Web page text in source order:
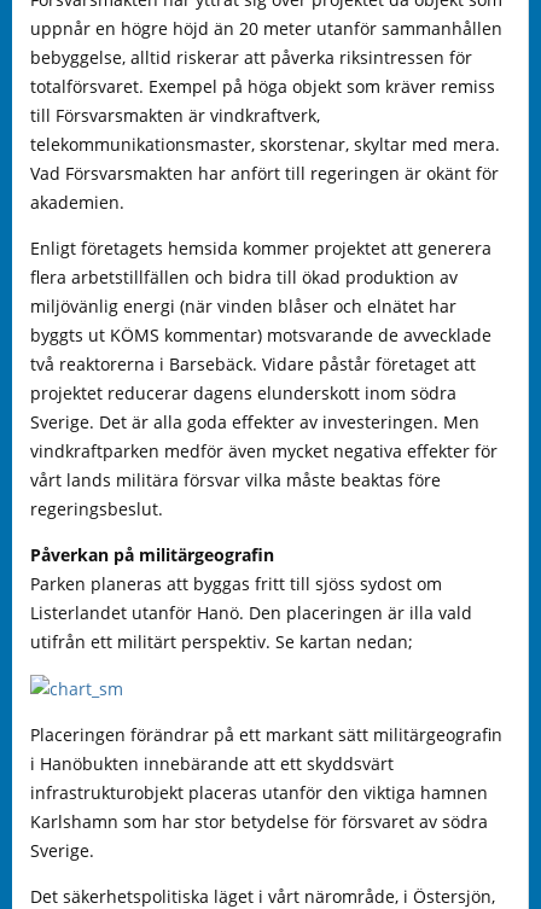
uppnår en högre höjd än 20 meter utanför sammanhållen
bebyggelse, alltid riskerar att påverka riksintressen för
totalförsvaret. Exempel på höga objekt som kräver remiss
till Försvarsmakten är vindkraftverk,
telekommunikationsmaster, skorstenar, skyltar med mera.
Vad Försvarsmakten har anfört till regeringen är okänt för
akademien.
Enligt företagets hemsida kommer projektet att generera
flera arbetstillfällen och bidra till ökad produktion av
miljövänlig energi (när vinden blåser och elnätet har
byggts ut KÖMS kommentar) motsvarande de avvecklade
två reaktorerna i Barsebäck. Vidare påstår företaget att
projektet reducerar dagens elunderskott inom södra
Sverige. Det är alla goda effekter av investeringen. Men
vindkraftparken medför även mycket negativa effekter för
vårt lands militära försvar vilka måste beaktas före
regeringsbeslut.
Påverkan på militärgeografin
Parken planeras att byggas fritt till sjöss sydost om
Listerlandet utanför Hanö. Den placeringen är illa vald
utifrån ett militärt perspektiv. Se kartan nedan;
Placeringen förändrar på ett markant sätt militärgeografin
i Hanöbukten innebärande att ett skyddsvärt
infrastrukturobjekt placeras utanför den viktiga hamnen
Karlshamn som har stor betydelse för försvaret av södra
Sverige.
Det säkerhetspolitiska läget i vårt närområde, i Östersjön,